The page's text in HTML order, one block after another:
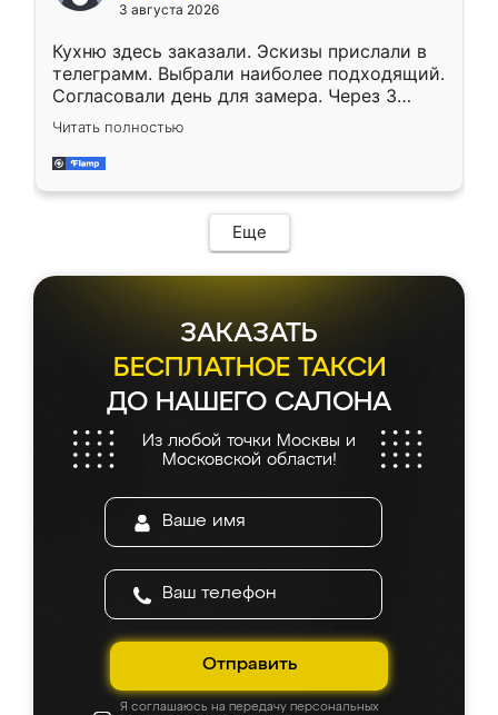
3 августа 2026
Кухню здесь заказали. Эскизы прислали в
телеграмм. Выбрали наиболее подходящий.
Согласовали день для замера. Через 3
недели кухня была уже готова. Остались
довольны работой. Спасибо Ренессанс
мебель за качественную работу!
Читать полностью
Еще
ЗАКАЗАТЬ
БЕСПЛАТНОЕ ТАКСИ
ДО НАШЕГО САЛОНА
Из любой точки Москвы и
Московской области!
Отправить
Я соглашаюсь на передачу персональных